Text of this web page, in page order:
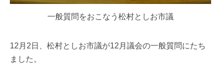
一般質問をおこなう松村としお市議
12月2日、松村としお市議が12月議会の一般質問にたち
ました。